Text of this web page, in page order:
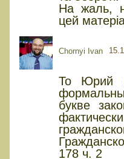
На жаль,
цей
Chornyi Ivan
То Юрий
букве
178 ч. 2